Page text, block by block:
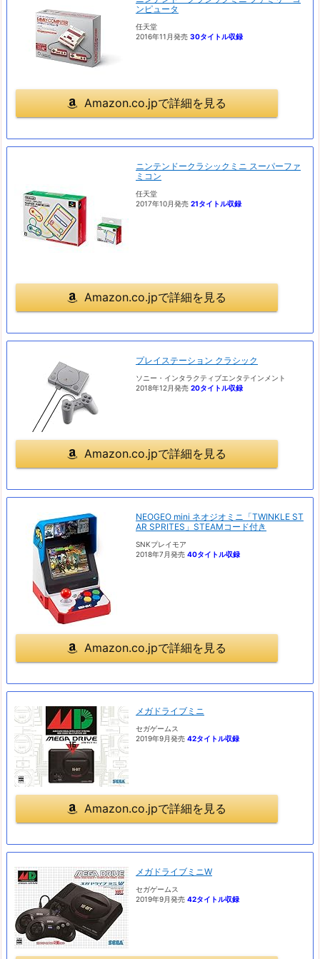
ンピュータ
任天堂
2016年11月発売 30タイトル収録
Amazon.co.jpで詳細を見る
ニンテンドークラシックミニ スーパーファ
ミコン
任天堂
2017年10月発売 21タイトル収録
Amazon.co.jpで詳細を見る
プレイステーション クラシック
ソニー・インタラクティブエンタテインメント
2018年12月発売 20タイトル収録
Amazon.co.jpで詳細を見る
NEOGEO mini ネオジオミニ「TWINKLE ST
AR SPRITES」STEAMコード付き
SNKプレイモア
2018年7月発売 40タイトル収録
Amazon.co.jpで詳細を見る
メガドライブミニ
セガゲームス
2019年9月発売 42タイトル収録
Amazon.co.jpで詳細を見る
メガドライブミニW
セガゲームス
2019年9月発売 42タイトル収録